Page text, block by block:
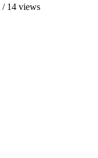
/ 14 views